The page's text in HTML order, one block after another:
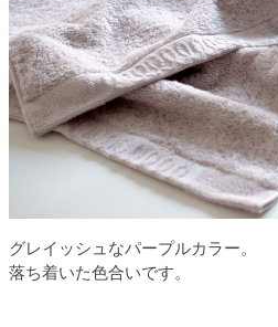
グレイッシュなパープルカラー。
落ち着いた色合いです。